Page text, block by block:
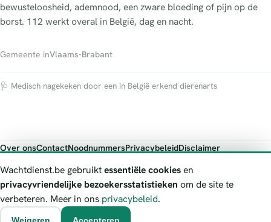
bewusteloosheid, ademnood, een zware bloeding of pijn op de
borst. 112 werkt overal in België, dag en nacht.
Gemeente inVlaams-Brabant
🩺 Medisch nagekeken door een in België erkend dierenarts
Over onsContactNoodnummersPrivacybeleidDisclaimer
Wachtdienst.be toont publieke wachtdienst-informatie ter oriëntatie.
Bij levensgevaar bel je altijd 112. Controleer altijd de actuele
wachtregeling bij de vermelde officiële bron.
Wachtdienst.be gebruiktessentiële cookiesen
privacyvriendelijke bezoekersstatistieken om de site te
verbeteren. Meer in ons privacybeleid.
Weigeren Accepteren